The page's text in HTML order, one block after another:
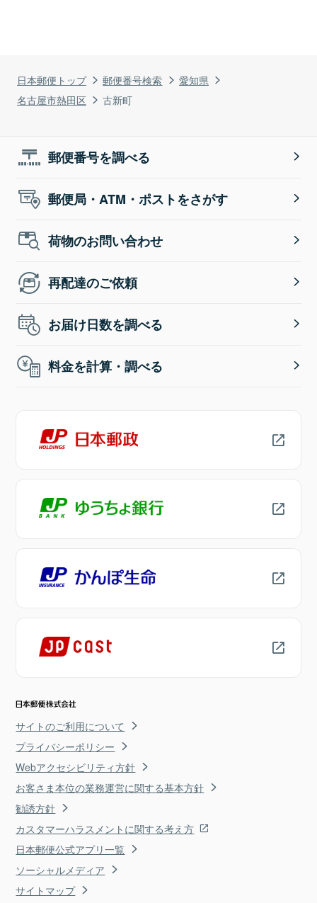
日本郵便トップ 郵便番号検索
愛知県
名古屋市熱田区
古新町
郵便番号を調べる
郵便局・ATM・ポストをさがす
荷物のお問い合わせ
再配達のご依頼
お届け日数を調べる
料金を計算・調べる
サイトのご利用について
プライバシーポリシー
Webアクセシビリティ方針
お客さま本位の業務運営に関する基本方針
勧誘方針
カスタマーハラスメントに関する考え方
日本郵便公式アプリ一覧
ソーシャルメディア
サイトマップ